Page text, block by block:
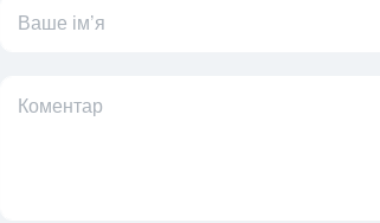
Ваше ім’я
Коментар